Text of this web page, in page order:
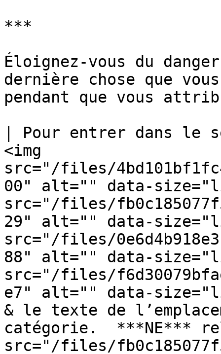
***
Éloignez-vous du
dernière chose que
pendant que vous
| Pour entrer dans le
<img
src="/files/
00" alt="" data-
src="/files/
29" alt="" data-
src="/files/
88" alt="" data-
src="/files/
e7" alt="" data-
& le texte de
catégorie.  ***NE***
src="/files/